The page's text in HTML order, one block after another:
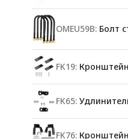
OMEU59B:Болт
FK19:Кронштейн
FK65:
FK76:Кронштейн